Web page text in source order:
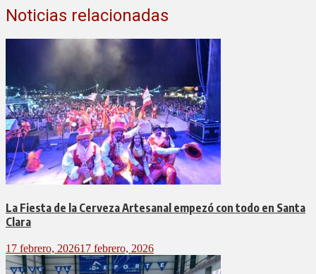
Noticias relacionadas
La Fiesta de la Cerveza Artesanal empezó con todo en Santa
Clara
17 febrero, 202617 febrero, 2026